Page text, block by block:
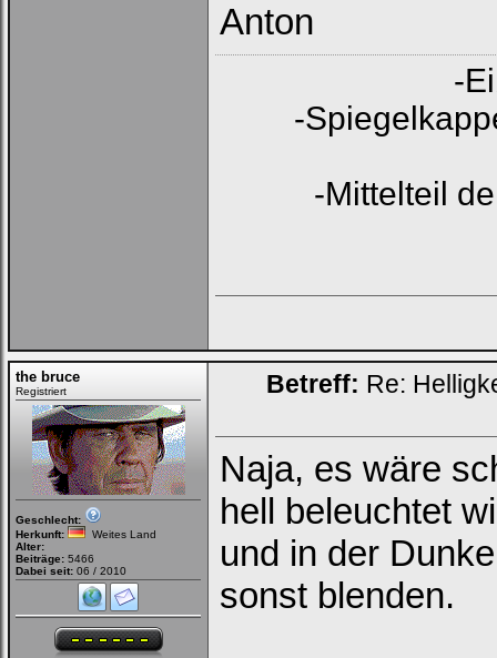
Anton
-
-
-Mittelteil
the bruce
Registriert
Geschlecht:
Herkunft:
Weites Land
Alter:
Beiträge: 5466
Dabei seit: 06 / 2010
Betreff: Re:
Naja, es wäre
hell beleuchtet
und in der
sonst blenden.